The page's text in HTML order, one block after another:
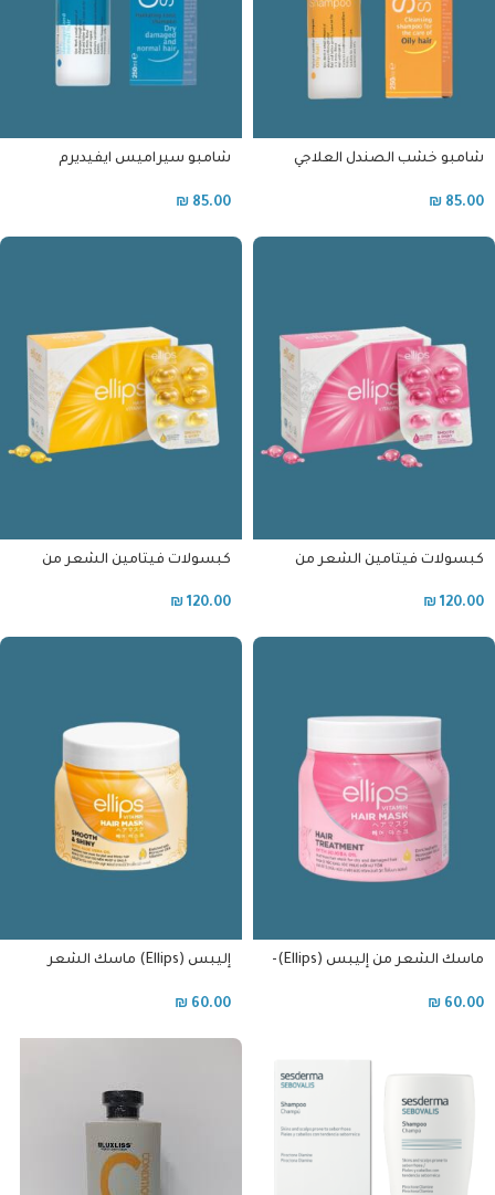
شامبو خشب الصندل العلاجي
₪ 85.00
شامبو سيراميس ايفيديرم
₪ 85.00
كبسولات فيتامين الشعر من
₪ 120.00
كبسولات فيتامين الشعر من
₪ 120.00
ماسك الشعر من إليبس (Ellips)-
₪ 60.00
إليبس (Ellips) ماسك الشعر
₪ 60.00